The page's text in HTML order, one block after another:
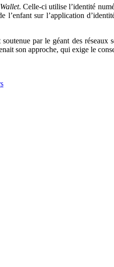
. Celle-ci utilise l’identité
sur l’application
par le géant des réseaux
son approche, qui exige le